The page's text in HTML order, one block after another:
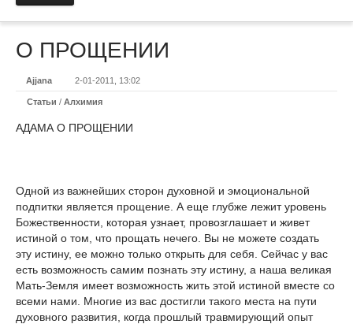
О ПРОЩЕНИИ
Ajjana 2-01-2011, 13:02
Статьи / Алхимия
АДАМА О ПРОЩЕНИИ
Одной из важнейших сторон духовной и эмоциональной
подпитки является прощение. А еще глубже лежит уровень
Божественности, которая узнает, провозглашает и живет
истиной о том, что прощать нечего. Вы не можете создать
эту истину, ее можно только открыть для себя. Сейчас у вас
есть возможность самим познать эту истину, а наша великая
Мать-Земля имеет возможность жить этой истиной вместе со
всеми нами. Многие из вас достигли такого места на пути
духовного развития, когда прошлый травмирующий опыт